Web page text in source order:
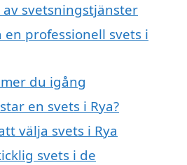
svetsningstjänster
en professionell svets i
du igång
en svets i Rya?
välja svets i Rya
svets i de